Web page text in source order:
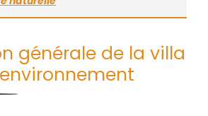
générale de la villa